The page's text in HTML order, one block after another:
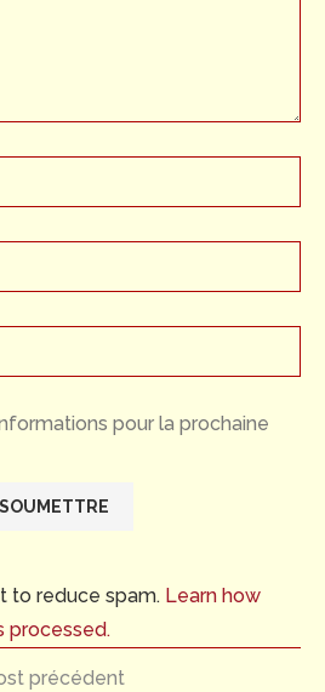
pour la prochaine
to reduce spam. Learn how
processed.
précédent